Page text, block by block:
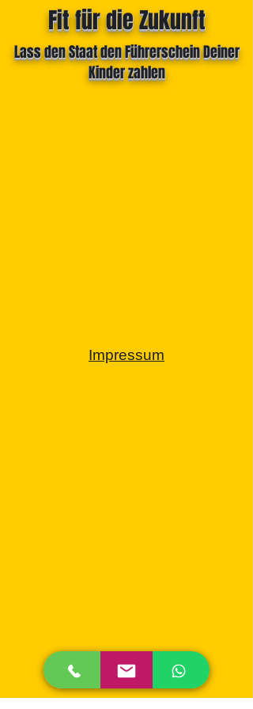
Fit für die Zukunft
Lass den Staat den Führerschein Deiner
Kinder zahlen
Impressum